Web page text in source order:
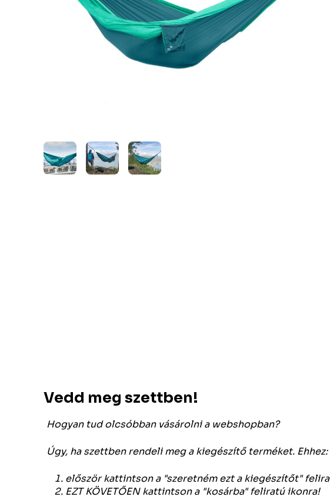
Vedd meg szettben!
Hogyan tud olcsóbban vásárolni a webshopban?
Úgy, ha szettben rendeli meg a kiegészítő terméket. Ehhez:
először kattintson a "szeretném ezt a kiegészítőt"
EZT KÖVETŐEN kattintson a "kosárba" feliratú ikonra!